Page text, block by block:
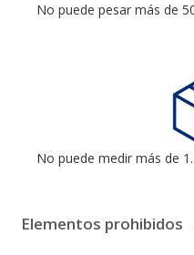
No puede pesar más de
No puede medir más de
Elementos prohibidos